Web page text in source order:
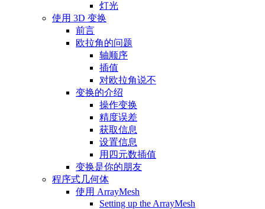
灯光
使用 3D 变换
前言
欧拉角的问题
轴顺序
插值
对欧拉角说不
变换的介绍
操作变换
精度误差
获取信息
设置信息
用四元数插值
变换是你的朋友
程序式几何体
使用 ArrayMesh
Setting up the ArrayMesh